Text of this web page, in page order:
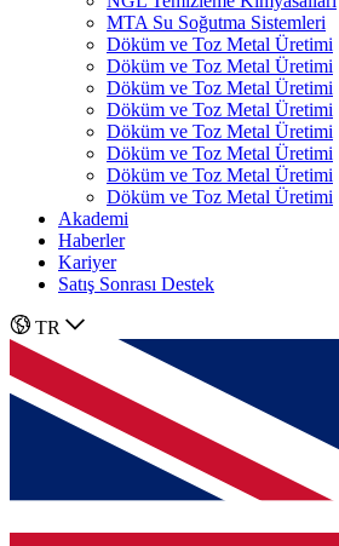
MTA Su Soğutma Sistemleri
Döküm ve Toz Metal Üretimi
Döküm ve Toz Metal Üretimi
Döküm ve Toz Metal Üretimi
Döküm ve Toz Metal Üretimi
Döküm ve Toz Metal Üretimi
Döküm ve Toz Metal Üretimi
Döküm ve Toz Metal Üretimi
Döküm ve Toz Metal Üretimi
Akademi
Haberler
Kariyer
Satış Sonrası Destek
TR